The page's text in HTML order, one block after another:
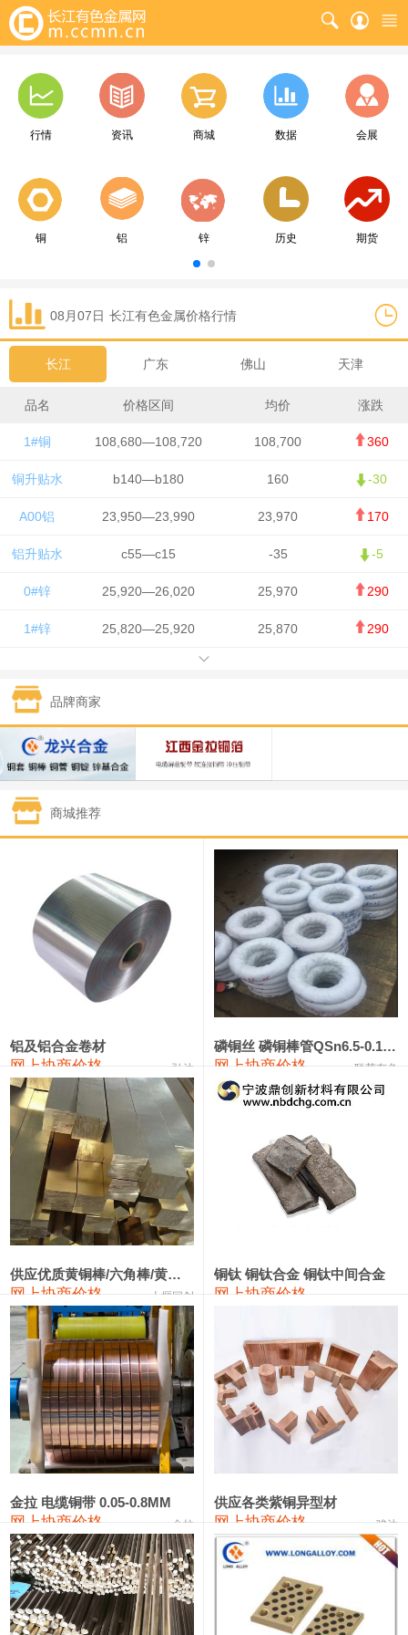
行情 资讯 商城 数据 会展
铜 铝 锌 历史 期货
08月07日 长江有色金属价格行情
长江 广东 佛山 天津
品名 价格区间 均价 涨跌
1#铜 108,680—108,720 108,700 360
铜升贴水 b140—b180 160 -30
A00铝 23,950—23,990 23,970 170
铝升贴水 c55—c15 -35 -5
0#锌 25,920—26,020 25,970 290
1#锌 25,820—25,920 25,870 290
1#锡 434,000—436,000
1#镍 129,550—130,750
1#白银 15,100—15,110 15,105 -70
钯金
331,000 -10,000
89,000—95,000 92,000 1,000
2#锑 85,000—91,000 88,000 1,000
1#镁 17,000—18,000 17,500 0
18,900—19,100 19,000 100
1#电解锰(99.7%袋装) 18,000—18,200 18,100 100
1#铬 60,000—82,000
553#硅 9,300—9,500
441#硅 9,600—9,800 9,700
3303#硅 10,300—10,500 10,400
2202#硅 14,100—14,300
金属硅3303#-2202# 10,400—14,200 12,300 0
漆包线 111,970—115,970 113,970
磷铜合金 110,800—117,600 114,200 400
无氧铜丝(硬) 109,710—110,010 109,860
R410A专用紫铜管 113,700—113,700
铸造铝合金锭(A380） 26,300—26,500 26,400 100
铝合金ADC12 24,200—24,400 100
铸造铝合金锭(ZL102) 24,300—24,500 24,400
品牌商家
商城推荐
铝及铝合金卷材
网上协商价格 弘达
磷铜丝 磷铜棒管QSn6.5-0.1 7-0.2 8-0.3
网上协商价格 联荣有色
供应优质黄铜棒/六角棒/黄铜方板
网上协商价格 十堰同创
铜钛 铜钛合金 铜钛中间合金
网上协商价格
金拉 电缆铜带 0.05-0.8MM
网上协商价格 金拉
供应各类紫铜异型材
网上协商价格 骏达